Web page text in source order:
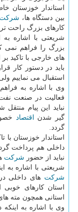
استاندار خوزستان
بین دستگاه ها، شركت
كارهای بزرگ راحت تر
شریعتی با اشاره به
بزرگ را فراهم نمی
های خارجی با تاكید
باید در دستور كار
استقبال می نماییم
وی با اشاره به
فعالیت در صنعت
نباید این پیام
گیر شدن
اقتصاد
گردد.
استاندار خوزستان با
داخلی هم پرداخت
نباید از حضور شركت
شریعتی با اشاره به
شركت های داخلی
استان كارهای خوبی
استانی همچون مته
وی با اشاره به